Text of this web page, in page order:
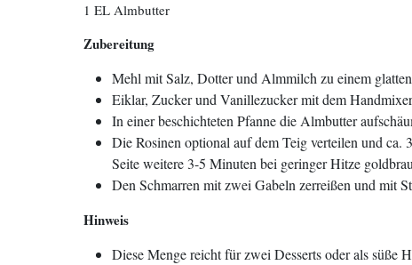
1 EL Almbutter
Zubereitung
Mehl mit Salz, Dotter und Almmilch zu einem
Eiklar, Zucker und Vanillezucker mit dem
In einer beschichteten Pfanne die Almbutter
Die Rosinen optional auf dem Teig verteilen und
Seite weitere 3-5 Minuten bei geringer Hitze
Den Schmarren mit zwei Gabeln zerreißen und mit
Hinweis
Diese Menge reicht für zwei Desserts oder als süße